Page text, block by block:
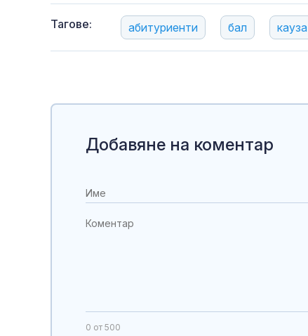
Тагове: абитуриенти бал кауза
Добавяне на коментар
0 от 500